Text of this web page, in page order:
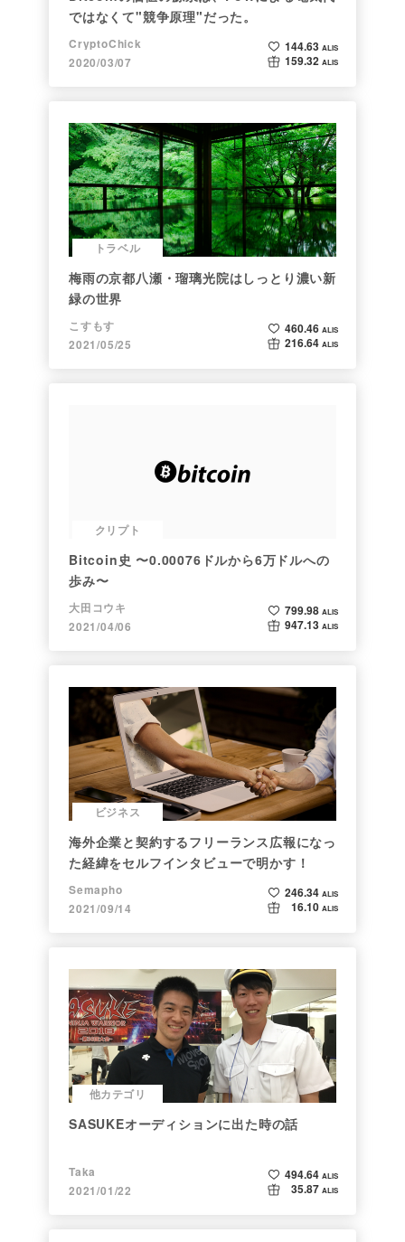
ではなくて"競争原理"だった。
CryptoChick
2020/03/07
144.63 ALIS
159.32 ALIS
トラベル
梅雨の京都八瀬・瑠璃光院はしっとり濃い新
緑の世界
こすもす
2021/05/25
460.46 ALIS
216.64 ALIS
クリプト
Bitcoin史 〜0.00076ドルから6万ドルへの
歩み〜
大田コウキ
2021/04/06
799.98 ALIS
947.13 ALIS
ビジネス
海外企業と契約するフリーランス広報になっ
た経緯をセルフインタビューで明かす！
Semapho
2021/09/14
246.34 ALIS
16.10 ALIS
他カテゴリ
SASUKEオーディションに出た時の話
Taka
2021/01/22
494.64 ALIS
35.87 ALIS